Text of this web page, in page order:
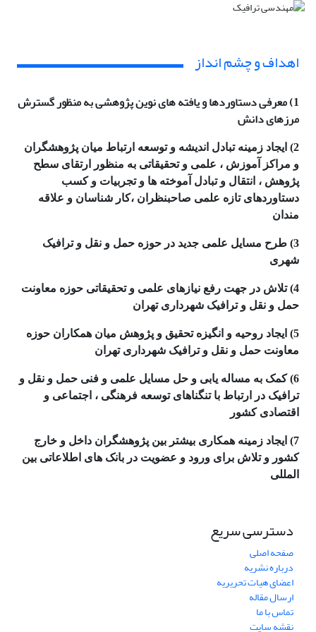
اهداف و چشم انداز
1) معرفی دستاوردها و یافته های نوین پژوهشی به منظور گسترش
مرزهای دانش
2) ایجاد زمینه تبادل اندیشه و توسعه ارتباط میان پژوهشگران
و مراکز آموزش ، علمی و تحقیقاتی به منظور ارتقای سطح
پژوهش ، انتقال و تبادل آموخته ها و تجربیات و کسب
دستاوردهای تازه علمی صاحبنظران ،کار شناسان و علاقه
مندان
3) طرح مسایل علمی جدید در حوزه حمل و نقل و ترافیک
شهری
4) تلاش در جهت رفع نیازهای علمی و تحقیقاتی حوزه معاونت
حمل و نقل و ترافیک شهرداری تهران
5) ایجاد روحیه و انگیزه تحقیق و پژوهش میان همکاران حوزه
معاونت حمل و نقل و ترافیک شهرداری تهران
6) کمک به مساله یابی و حل مسایل علمی و فنی حمل و نقل و
ترافیک در ارتباط با تنگناهای توسعه فرهنگی ، اجتماعی و
اقتصادی کشور
7) ایجاد زمینه همکاری بیشتر بین پژوهشگران داخل و خارج
کشور و تلاش برای ورود و عضویت در بانک های اطلاعاتی بین
المللی
دسترسی سریع
صفحه اصلی
درباره نشریه
اعضای هیات تحریریه
ارسال مقاله
تماس با ما
نقشه سایت